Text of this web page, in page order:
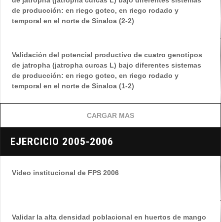
de producción: en riego goteo, en riego rodado y
temporal en el norte de Sinaloa (2-2)
Validación del potencial productivo de cuatro genotipos
de jatropha (jatropha curcas L) bajo diferentes sistemas
de producción: en riego goteo, en riego rodado y
temporal en el norte de Sinaloa (1-2)
CARGAR MAS
EJERCICIO 2005-2006
Video institucional de FPS 2006
Validar la alta densidad poblacional en huertos de mango